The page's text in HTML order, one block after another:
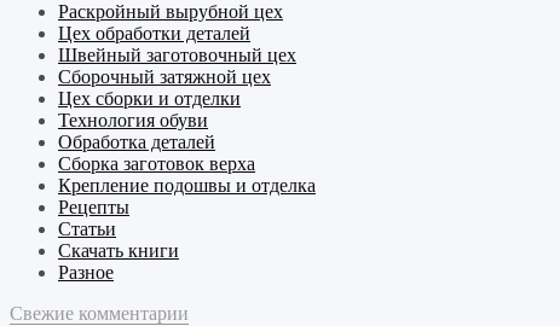
Раскройный вырубной цех
Цех обработки деталей
Швейный заготовочный цех
Сборочный затяжной цех
Цех сборки и отделки
Технология обуви
Обработка деталей
Сборка заготовок верха
Крепление подошвы и отделка
Рецепты
Статьи
Скачать книги
Разное
Свежие комментарии